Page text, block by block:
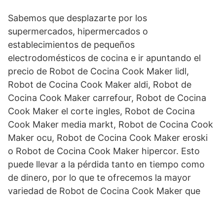
Sabemos que desplazarte por los
supermercados, hipermercados o
establecimientos de pequeños
electrodomésticos de cocina e ir apuntando el
precio de Robot de Cocina Cook Maker lidl,
Robot de Cocina Cook Maker aldi, Robot de
Cocina Cook Maker carrefour, Robot de Cocina
Cook Maker el corte ingles, Robot de Cocina
Cook Maker media markt, Robot de Cocina Cook
Maker ocu, Robot de Cocina Cook Maker eroski
o Robot de Cocina Cook Maker hipercor. Esto
puede llevar a la pérdida tanto en tiempo como
de dinero, por lo que te ofrecemos la mayor
variedad de Robot de Cocina Cook Maker que